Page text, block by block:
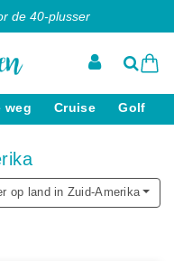
de 40-plusser
weg Cruise Golf
op land in Zuid-Amerika